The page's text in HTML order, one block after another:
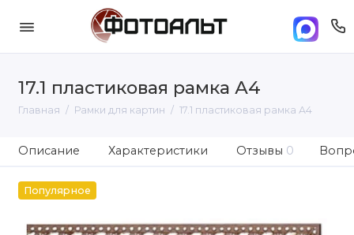
17.1 пластиковая рамка А4
Главная Рамки для картин 17.1 пластиковая рамка А4
Описание Характеристики Отзывы 0
Популярное